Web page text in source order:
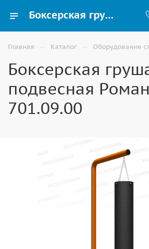
Боксерская груша подвесная Романа 701.09.00 для уличной спортивной площадки купить в Волгограде
Главная — Каталог — Оборудование
Боксерская
подвесная
701.09.00